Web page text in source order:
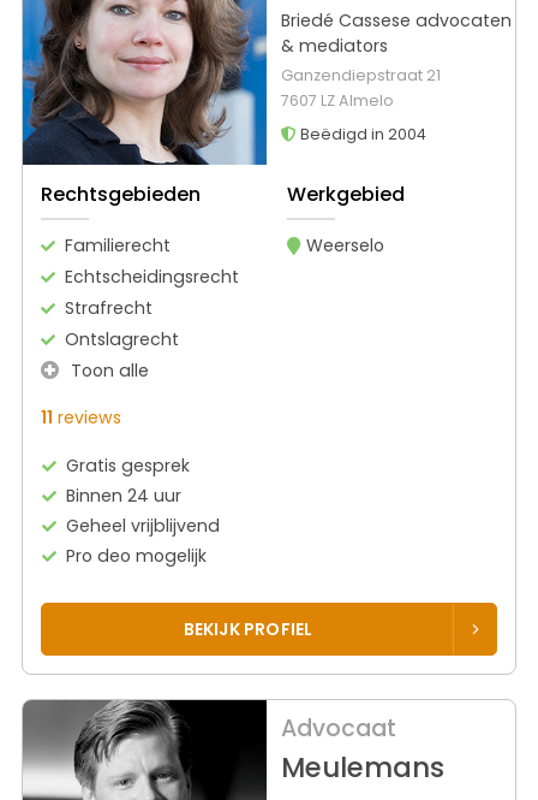
Briedé Cassese advocaten
& mediators
Ganzendiepstraat 21
7607 LZ Almelo
Beëdigd in 2004
Rechtsgebieden
Familierecht
Echtscheidingsrecht
Strafrecht
Ontslagrecht
Toon alle
Werkgebied
Weerselo
11 reviews
Gratis gesprek
Binnen 24 uur
Geheel vrijblijvend
Pro deo mogelijk
BEKIJK PROFIEL
Advocaat
Meulemans